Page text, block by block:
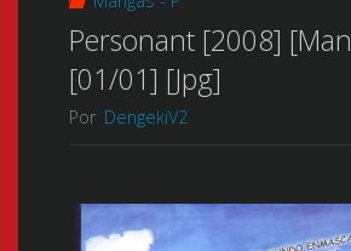
Personant [2008]
[01/01] [Jpg]
Por DengekiV2